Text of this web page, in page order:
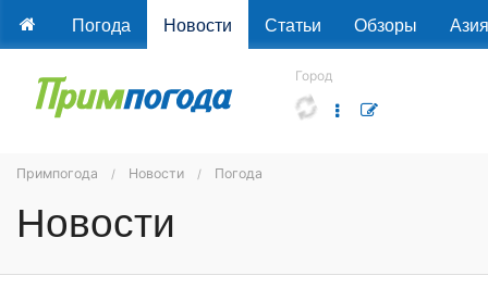
Погода Новости Статьи Обзоры Азия
Город
Примпогода Новости Погода
Новости